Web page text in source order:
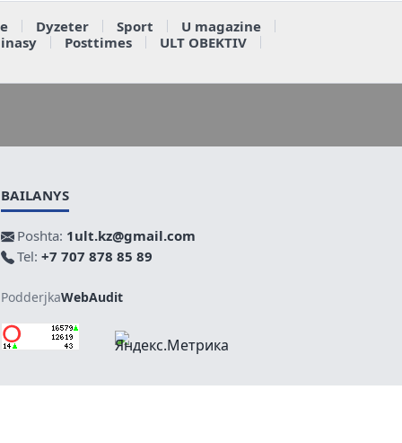
Dyzeter Sport
U magazine
Posttimes ULT OBEKTIV
BAILANYS
Poshta: 1ult.kz@gmail.com
Tel: +7 707 878 85 89
PodderjkaWebAudit